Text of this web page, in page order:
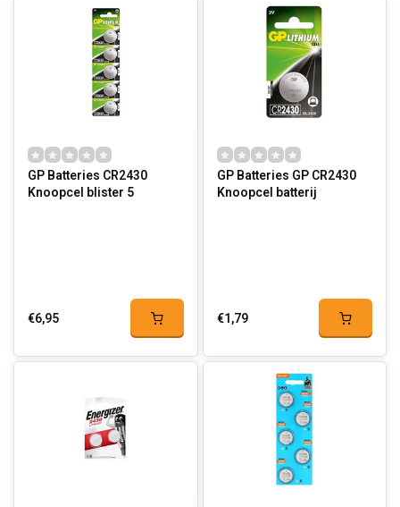
GP Batteries CR2430
Knoopcel blister 5
€6,95
GP Batteries GP CR2430
Knoopcel batterij
€1,79